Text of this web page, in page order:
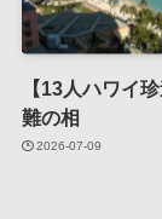
【13人ハワイ
難の相
2026-07-09